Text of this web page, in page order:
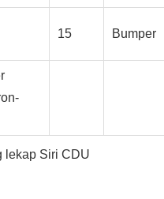
15 Bumper
lekap Siri CDU